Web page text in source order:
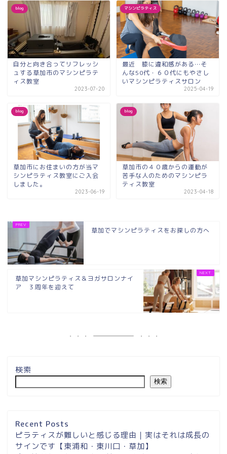
blog
自分と向き合ってリフレッシ
ュする草加市のマシンピラテ
ィス教室
2023-07-20
マシンピラティス
最近 膝に違和感がある…そ
んな50代・６０代にもやさし
いマシンピラティスサロン
2025-04-19
blog
草加市にお住まいの方が当マ
シンピラティス教室にご入会
しました。
2023-06-19
blog
草加市の４０歳からの運動が
苦手な人のためのマシンピラ
ティス教室
2023-04-18
草加でマシンピラティスをお探しの方へ
草加マシンピラティス＆ヨガサロンナイ
ア ３周年を迎えて
検索
検索
Recent Posts
ピラティスが難しいと感じる理由｜実はそれは成長の
サインです【東浦和・東川口・草加】
内